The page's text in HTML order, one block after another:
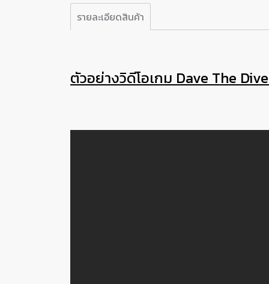
รายละเอียดสินค้า
ตัวอย่างวิดีโอเกม Dave The